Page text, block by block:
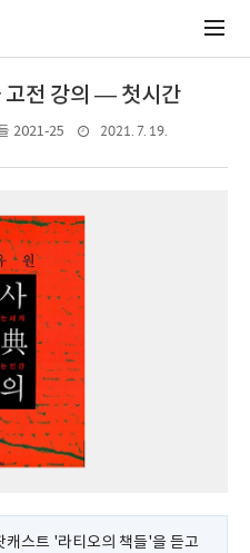
고전 강의 — 첫시간
2021-25 2021. 7. 19.
캐스트 '라티오의 책들'을 듣고